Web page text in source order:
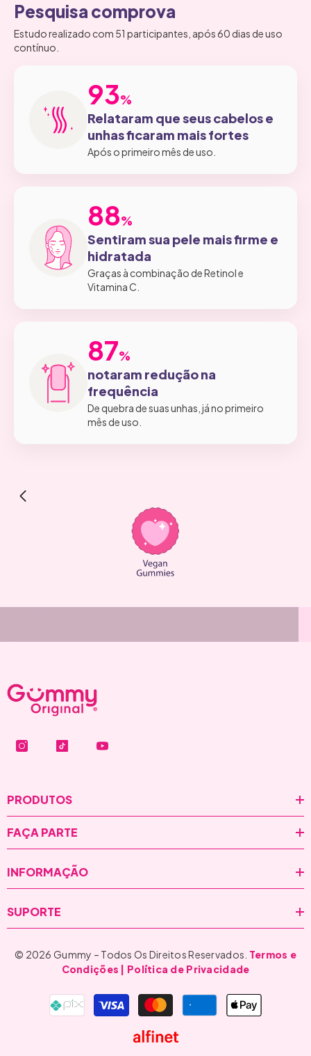
Pesquisa comprova
Estudo realizado com 51 participantes, após 60 dias de uso
contínuo.
93%
93
Relataram que seus cabelos e
unhas ficaram mais fortes
Após o primeiro mês de uso.
88%
88
Sentiram sua pele mais firme e
hidratada
Graças à combinação de Retinol e
Vitamina C.
87%
87
notaram redução na
frequência
De quebra de suas unhas, já no primeiro
mês de uso.
PRODUTOS
FAÇA PARTE
INFORMAÇÃO
SUPORTE
© 2026 Gummy – Todos Os Direitos Reservados. Termos e
Condições | Política de Privacidade
Formas
de